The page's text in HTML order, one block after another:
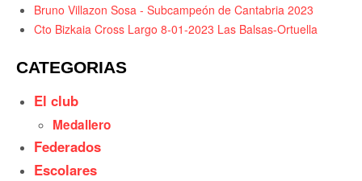
Bruno Villazon Sosa - Subcampeón de Cantabria 2023
Cto Bizkaia Cross Largo 8-01-2023 Las Balsas-Ortuella
CATEGORIAS
El club
Medallero
Federados
Escolares